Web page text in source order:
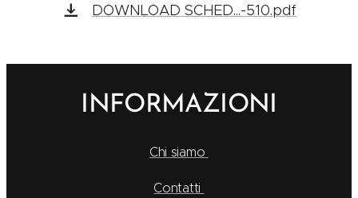
DOWNLOAD SCHED...-510.pdf
INFORMAZIONI
Chi siamo
Contatti